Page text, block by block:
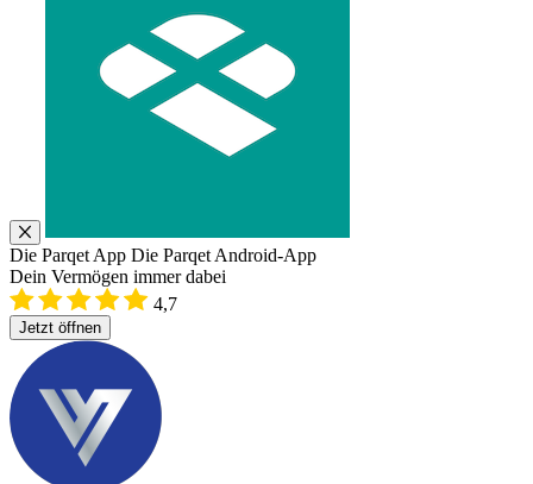
Die Parqet App Die Parqet Android-App
Dein Vermögen immer dabei
4,7
Jetzt öffnen